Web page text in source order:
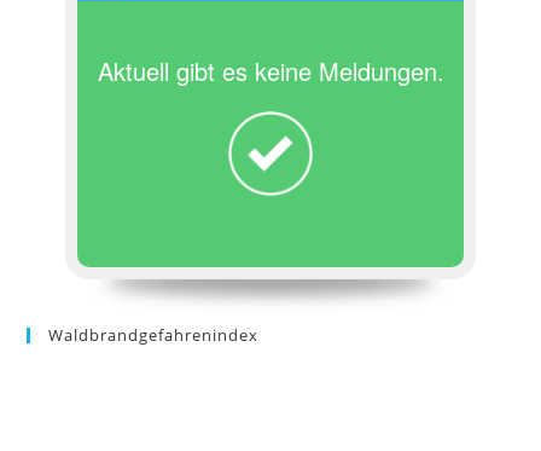
Aktuell gibt es keine Meldungen.
Waldbrandgefahrenindex